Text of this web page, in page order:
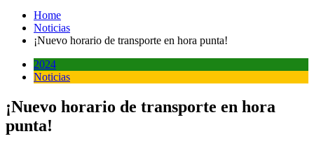
Home
Noticias
¡Nuevo horario de transporte en hora punta!
2024
Noticias
¡Nuevo horario de transporte en hora
punta!